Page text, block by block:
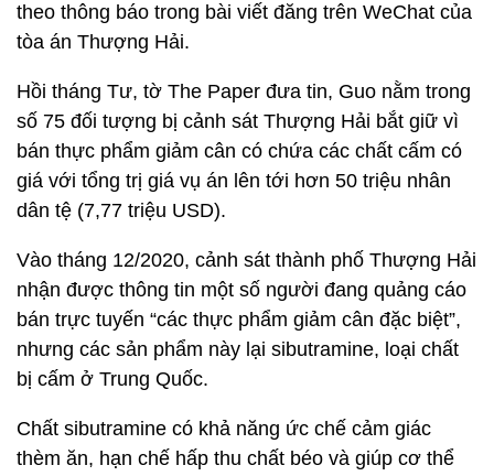
theo thông báo trong bài viết đăng trên WeChat của
tòa án Thượng Hải.
Hồi tháng Tư, tờ The Paper đưa tin, Guo nằm trong
số 75 đối tượng bị cảnh sát Thượng Hải bắt giữ vì
bán thực phẩm giảm cân có chứa các chất cấm có
giá với tổng trị giá vụ án lên tới hơn 50 triệu nhân
dân tệ (7,77 triệu USD).
Vào tháng 12/2020, cảnh sát thành phố Thượng Hải
nhận được thông tin một số người đang quảng cáo
bán trực tuyến “các thực phẩm giảm cân đặc biệt”,
nhưng các sản phẩm này lại sibutramine, loại chất
bị cấm ở Trung Quốc.
Chất sibutramine có khả năng ức chế cảm giác
thèm ăn, hạn chế hấp thu chất béo và giúp cơ thể